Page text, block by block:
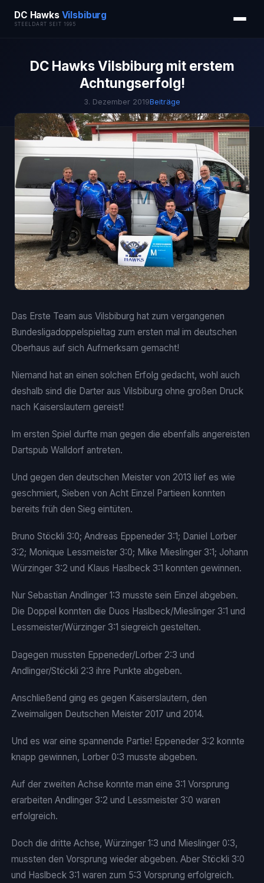
DC Hawks Vilsbiburg
STEELDART SEIT 1995
DC Hawks Vilsbiburg mit erstem
Achtungserfolg!
3. Dezember 2019Beiträge
Das Erste Team aus Vilsbiburg hat zum vergangenen
Bundesligadoppelspieltag zum ersten mal im deutschen
Oberhaus auf sich Aufmerksam gemacht!
Niemand hat an einen solchen Erfolg gedacht, wohl auch
deshalb sind die Darter aus Vilsbiburg ohne großen Druck
nach Kaiserslautern gereist!
Im ersten Spiel durfte man gegen die ebenfalls angereisten
Dartspub Walldorf antreten.
Und gegen den deutschen Meister von 2013 lief es wie
geschmiert, Sieben von Acht Einzel Partieen konnten
bereits früh den Sieg eintüten.
Bruno Stöckli 3:0; Andreas Eppeneder 3:1; Daniel Lorber
3:2; Monique Lessmeister 3:0; Mike Mieslinger 3:1; Johann
Würzinger 3:2 und Klaus Haslbeck 3:1 konnten gewinnen.
Nur Sebastian Andlinger 1:3 musste sein Einzel abgeben.
Die Doppel konnten die Duos Haslbeck/Mieslinger 3:1 und
Lessmeister/Würzinger 3:1 siegreich gestelten.
Dagegen mussten Eppeneder/Lorber 2:3 und
Andlinger/Stöckli 2:3 ihre Punkte abgeben.
Anschließend ging es gegen Kaiserslautern, den
Zweimaligen Deutschen Meister 2017 und 2014.
Und es war eine spannende Partie! Eppeneder 3:2 konnte
knapp gewinnen, Lorber 0:3 musste abgeben.
Auf der zweiten Achse konnte man eine 3:1 Vorsprung
erarbeiten Andlinger 3:2 und Lessmeister 3:0 waren
erfolgreich.
Doch die dritte Achse, Würzinger 1:3 und Mieslinger 0:3,
mussten den Vorsprung wieder abgeben. Aber Stöckli 3:0
und Haslbeck 3:1 waren zum 5:3 Vorsprung erfolgreich.